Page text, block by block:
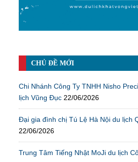
CHỦ ĐỀ MỚI
Chi Nhánh Công Ty TNHH Nisho
lịch Vũng Đục 22/06/2026
Đại gia đình chị Tú Lệ Hà Nội du lịch
22/06/2026
Trung Tâm Tiếng Nhật MoJi du lịch